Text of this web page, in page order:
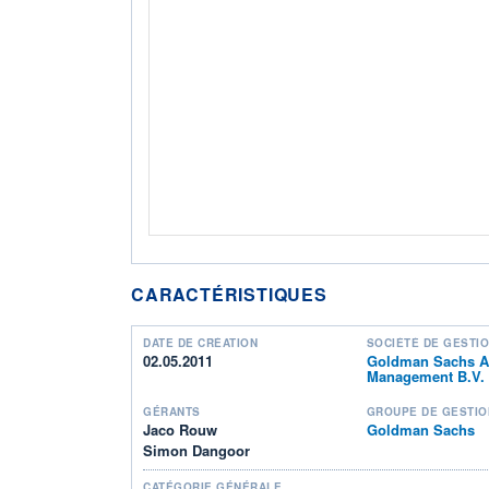
CARACTÉRISTIQUES
DATE DE CRÉATION
02.05.2011
SOCIÉTÉ DE
Goldman Sachs
Management B.V.
GÉRANTS
Jaco Rouw
Simon Dangoor
GROUPE DE
Goldman Sachs